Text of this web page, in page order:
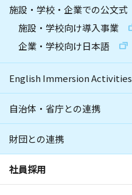
施設・学校・企業での公文式
施設・学校向け導入事業
企業・学校向け日本語
English Immersion Activities
自治体・省庁との連携
財団との連携
社員採用